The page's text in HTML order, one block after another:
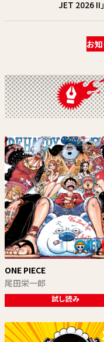
JET 2026 II
お
ONE PIECE
尾田栄一郎
試し読み